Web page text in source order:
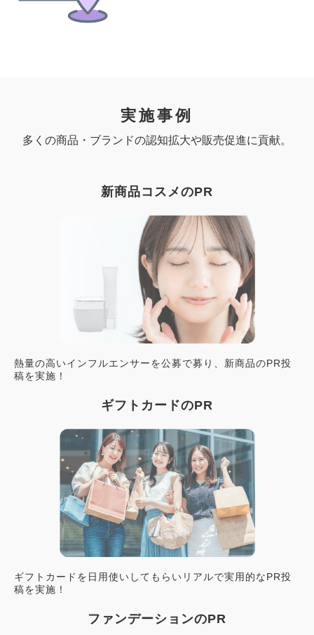
実施事例
多くの商品・ブランドの認知拡大や販売促進に貢献。
新商品コスメのPR
熱量の高いインフルエンサーを公募で募り、新商品のPR投
稿を実施！
ギフトカードのPR
ギフトカードを日用使いしてもらいリアルで実用的なPR投
稿を実施！
ファンデーションのPR